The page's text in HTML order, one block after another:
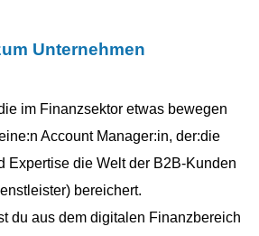
Unternehmen
im Finanzsektor etwas bewegen
Account Manager:in, der:die
Expertise die Welt der B2B-Kunden
bereichert.
du aus dem digitalen Finanzbereich